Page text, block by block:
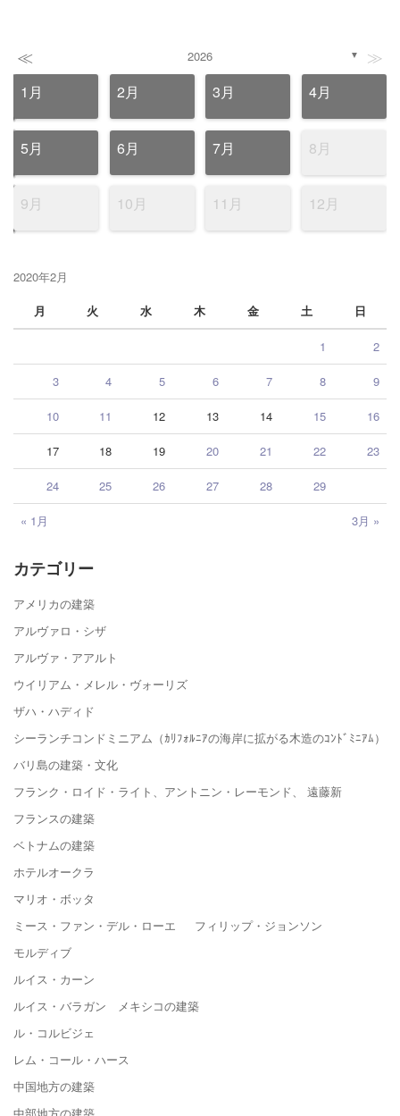
≪ 2026 ▼ ≫
1月 2月 3月 4月
5月 6月 7月 8月
9月 10月 11月 12月
2020年2月
月
火 水 木 金 土 日
« 1月 3月 »
1 2
3 4 5 6 7 8 9
10 11 12 13 14 15 16
17 18 19 20 21 22 23
24 25 26 27 28 29
カテゴリー
アメリカの建築
アルヴァロ・シザ
アルヴァ・アアルト
ウイリアム・メレル・ヴォーリズ
ザハ・ハディド
シーランチコンドミニアム（ｶﾘﾌｫﾙﾆｱの海岸に拡がる木造のｺﾝﾄﾞﾐﾆｱﾑ）
バリ島の建築・文化
フランク・ロイド・ライト、アントニン・レーモンド、 遠藤新
フランスの建築
ベトナムの建築
ホテルオークラ
マリオ・ボッタ
ミース・ファン・デル・ローエ フィリップ・ジョンソン
モルディブ
ルイス・カーン
ルイス・バラガン メキシコの建築
ル・コルビジェ
レム・コール・ハース
中国地方の建築
中部地方の建築